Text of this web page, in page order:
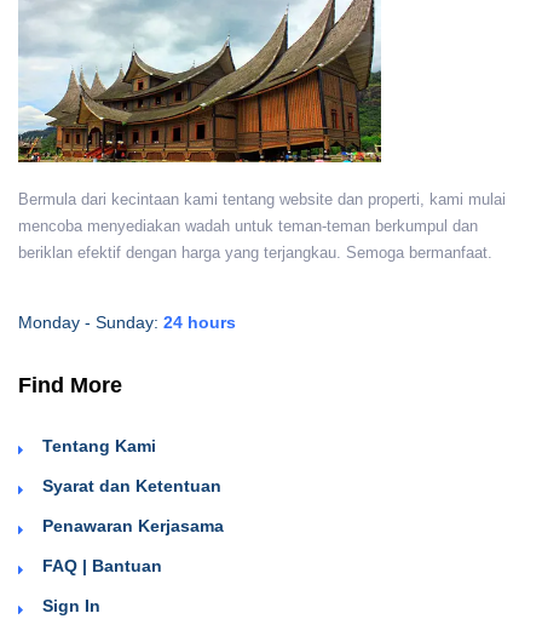
Bermula dari kecintaan kami tentang website dan properti, kami mulai
mencoba menyediakan wadah untuk teman-teman berkumpul dan
beriklan efektif dengan harga yang terjangkau. Semoga bermanfaat.
Monday - Sunday: 24 hours
Find More
Tentang Kami
Syarat dan Ketentuan
Penawaran Kerjasama
FAQ | Bantuan
Sign In